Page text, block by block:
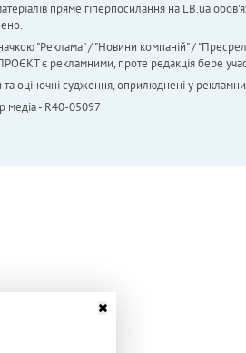
пряме гіперпосилання на LB.ua
"Реклама" / "Новини компаній" /
є рекламними, проте редакція бере
та оціночні судження, оприлюднені у
медіа - R40-05097